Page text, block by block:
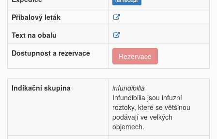
Příbalový leták
Text na obalu
Dostupnost a rezervace
Rezervace
Indikační skupina
infundibilia
Infundibilia jsou infuzní
roztoky, které se většinou
podávají ve velkých
objemech.